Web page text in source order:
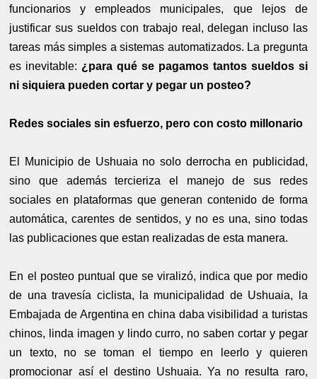
funcionarios y empleados municipales, que lejos de
justificar sus sueldos con trabajo real, delegan incluso las
tareas más simples a sistemas automatizados. La pregunta
es inevitable: ¿para qué se pagamos tantos sueldos si
ni siquiera pueden cortar y pegar un posteo?
Redes sociales sin esfuerzo, pero con costo millonario
El Municipio de Ushuaia no solo derrocha en publicidad,
sino que además tercieriza el manejo de sus redes
sociales en plataformas que generan contenido de forma
automática, carentes de sentidos, y no es una, sino todas
las publicaciones que estan realizadas de esta manera.
En el posteo puntual que se viralizó, indica que por medio
de una travesía ciclista, la municipalidad de Ushuaia, la
Embajada de Argentina en china daba visibilidad a turistas
chinos, linda imagen y lindo curro, no saben cortar y pegar
un texto, no se toman el tiempo en leerlo y quieren
promocionar así el destino Ushuaia. Ya no resulta raro,